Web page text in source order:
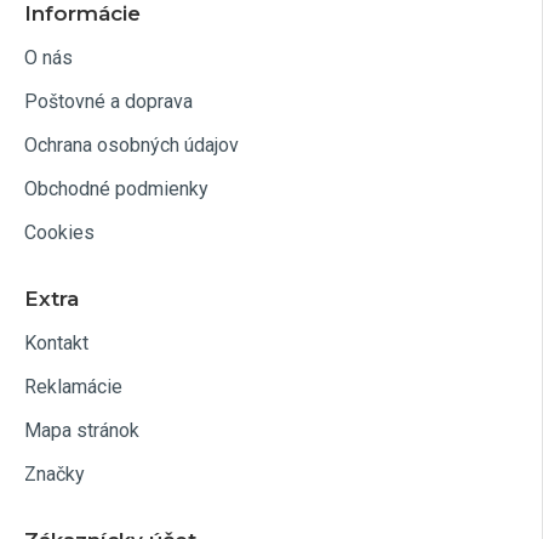
Informácie
O nás
Poštovné a doprava
Ochrana osobných údajov
Obchodné podmienky
Cookies
Extra
Kontakt
Reklamácie
Mapa stránok
Značky